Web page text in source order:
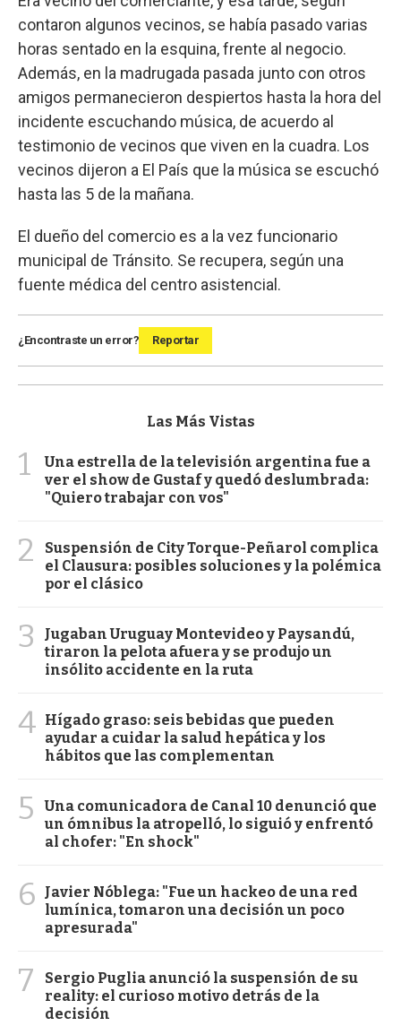
contaron algunos vecinos, se había pasado varias
horas sentado en la esquina, frente al negocio.
Además, en la madrugada pasada junto con otros
amigos permanecieron despiertos hasta la hora del
incidente escuchando música, de acuerdo al
testimonio de vecinos que viven en la cuadra. Los
vecinos dijeron a El País que la música se escuchó
hasta las 5 de la mañana.
El dueño del comercio es a la vez funcionario
municipal de Tránsito. Se recupera, según una
fuente médica del centro asistencial.
¿Encontraste un error? Reportar
Las Más Vistas
1
Una estrella de la televisión argentina fue a
ver el show de Gustaf y quedó deslumbrada:
"Quiero trabajar con vos"
2
Suspensión de City Torque-Peñarol complica
el Clausura: posibles soluciones y la polémica
por el clásico
3
Jugaban Uruguay Montevideo y Paysandú,
tiraron la pelota afuera y se produjo un
insólito accidente en la ruta
4 Hígado graso: seis bebidas que pueden
ayudar a cuidar la salud hepática y los
hábitos que las complementan
5
Una comunicadora de Canal 10 denunció que
un ómnibus la atropelló, lo siguió y enfrentó
al chofer: "En shock"
6
Javier Nóblega: "Fue un hackeo de una red
lumínica, tomaron una decisión un poco
apresurada"
7
Sergio Puglia anunció la suspensión de su
reality: el curioso motivo detrás de la
decisión